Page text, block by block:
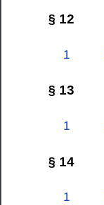
§ 12
1
§ 13
1
§ 14
1